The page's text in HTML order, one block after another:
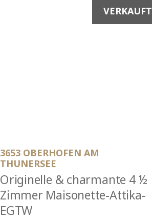
3653 OBERHOFEN AM
THUNERSEE
Originelle & charmante 4 ½
Zimmer Maisonette-Attika-
EGTW
VERKAUFT